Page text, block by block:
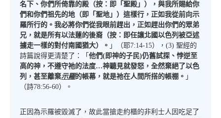
名下、你們所倚靠的殿（按：即「聖殿」），與我所賜給你
們和你們祖先的地（即「聖地」）這樣行，正如我從前向示
羅所行的。我必將你們從我眼前趕出，正如趕出你們的眾弟
兄，就是所有以法蓮的後裔（按：即任讓北國以色列被亞述
擄走一樣的對付南國猶大）。 」（耶7:14-15），(3) 聖經的
詩篇說得更清楚了：「 他們(即神的子民)仍舊試探、悖逆至
高的神，不遵守祂的法度…神聽見就發怒，全然棄絕了以色
列，甚至離棄示羅的帳幕，就是祂在人間所搭的帳棚。 」
（詩78:56-60）。
正因為示羅被毀滅了，故此當搶走約櫃的非利士人因吃足了